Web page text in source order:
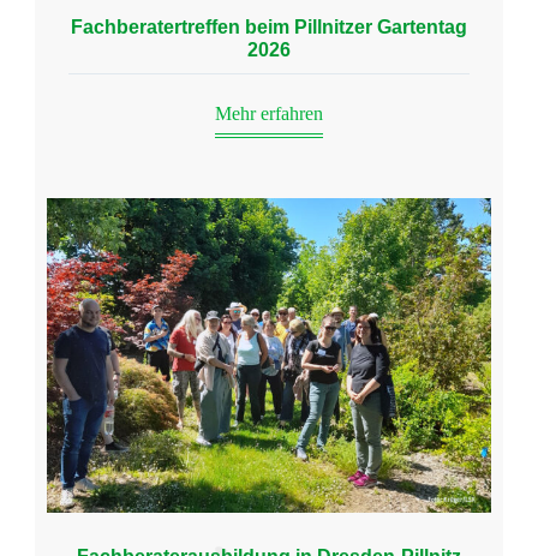
Fachberatertreffen beim Pillnitzer Gartentag
2026
Mehr erfahren